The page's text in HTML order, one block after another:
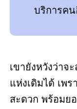
บริการค
เขายังหวังว่าจ
แห่งเดิมได้ เพ
สะดวก พร้อมย